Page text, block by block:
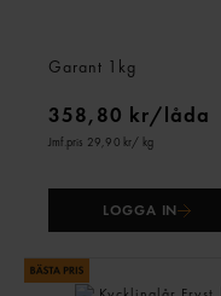
Garant 1kg
358,80 kr/låda
Jmf.pris 29,90 kr/ kg
LOGGA IN